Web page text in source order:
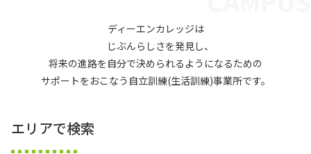
ディーエンカレッジは
じぶんらしさを発見し、
将来の進路を自分で決められるようになるための
サポートをおこなう自立訓練(生活訓練)事業所です。
エリアで検索